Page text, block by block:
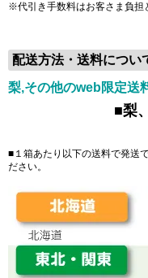
※代引き手数料はお客さま負担
配送方法・送料につい
梨,その他のweb限定送
■梨
■１箱あたり以下の送料で発送
ださい。